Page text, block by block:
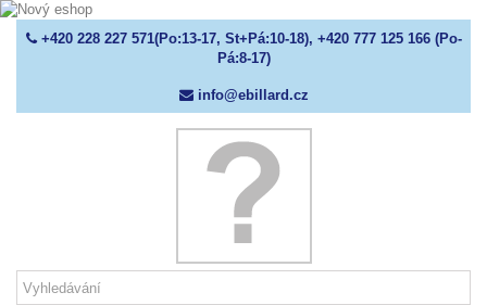
+420 228 227 571(Po:13-17, St+Pá:10-18), +420 777 125 166 (Po-
Pá:8-17)
info@ebillard.cz